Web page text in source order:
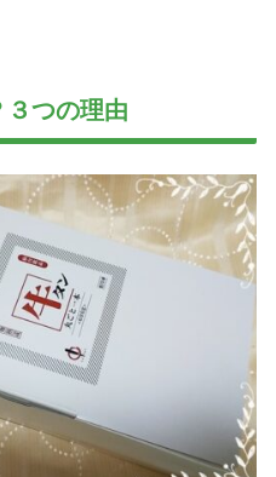
つの理由